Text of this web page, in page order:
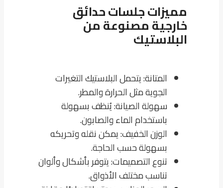
مميزات جلسات حدائق
خارجية مصنوعة من
البلاستيك
المتانة: يتحمل البلاستيك التغيرات
الجوية مثل الحرارة والمطر.
سهولة الصيانة: يُنظف بسهولة
باستخدام الماء والصابون.
الوزن الخفيف: يمكن نقله وتحريكه
بسهولة حسب الحاجة.
تنوع التصميمات: يتوفر بأشكال وألوان
تناسب مختلف الأذواق.